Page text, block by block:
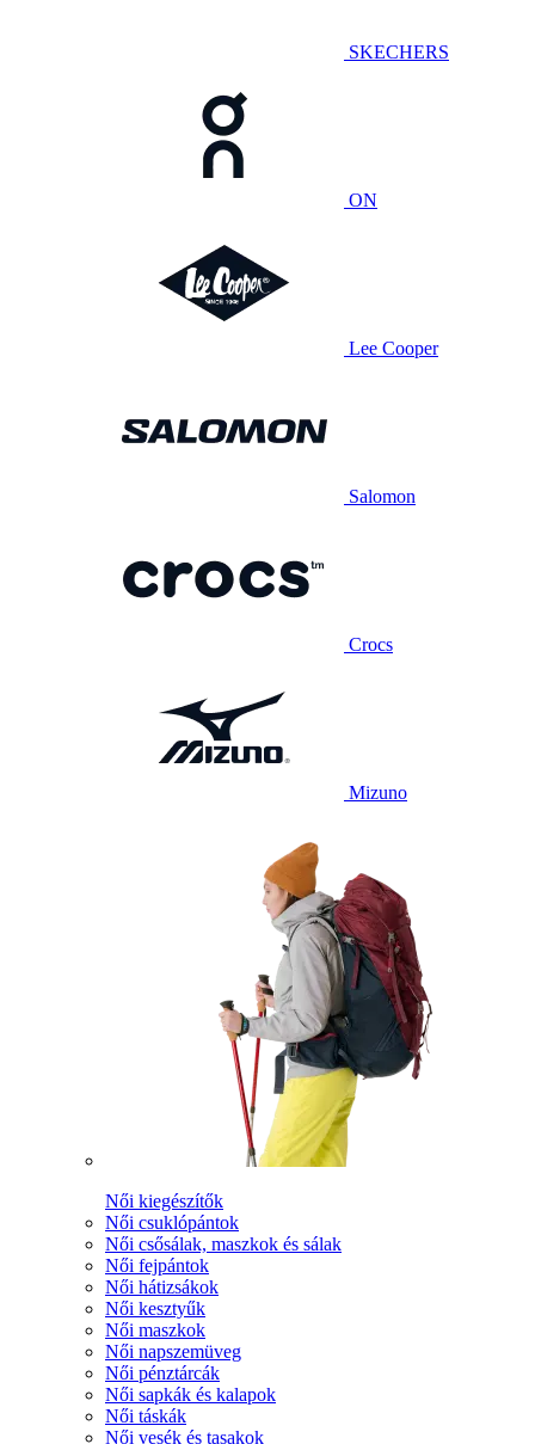
SKECHERS
ON
Lee Cooper
Salomon
Crocs
Mizuno
Női kiegészítők
Női csuklópántok
Női csősálak, maszkok és sálak
Női fejpántok
Női hátizsákok
Női kesztyűk
Női maszkok
Női napszemüveg
Női pénztárcák
Női sapkák és kalapok
Női táskák
Női vesék és tasakok